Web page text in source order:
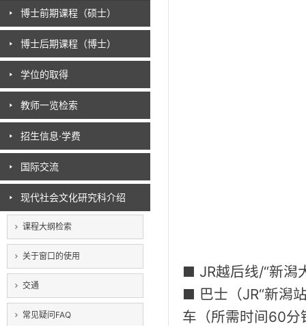
博士前期课程（硕士）
博士后期课程（博士）
学位的取得
教师一览检索
招生信息·学费
国际交流
现代社会文化研究科介绍
课程大纲检索
关于窗口的使用
交通
常见疑问FAQ
■ JR越后线/“新潟
■ 巴士（JR“新潟
车（所需时间60分